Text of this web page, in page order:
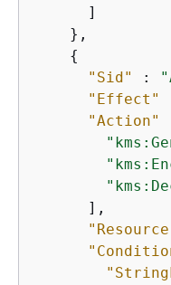
      ]
    },
{
"Sid"
:
"Effect"
"Action"
      ],